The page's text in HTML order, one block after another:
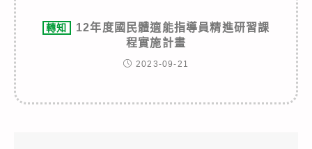
轉知
12年度國民體適能指導員精進研習課
程實施計畫
2023-09-21